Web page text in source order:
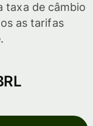
taxa de câmbio
as tarifas